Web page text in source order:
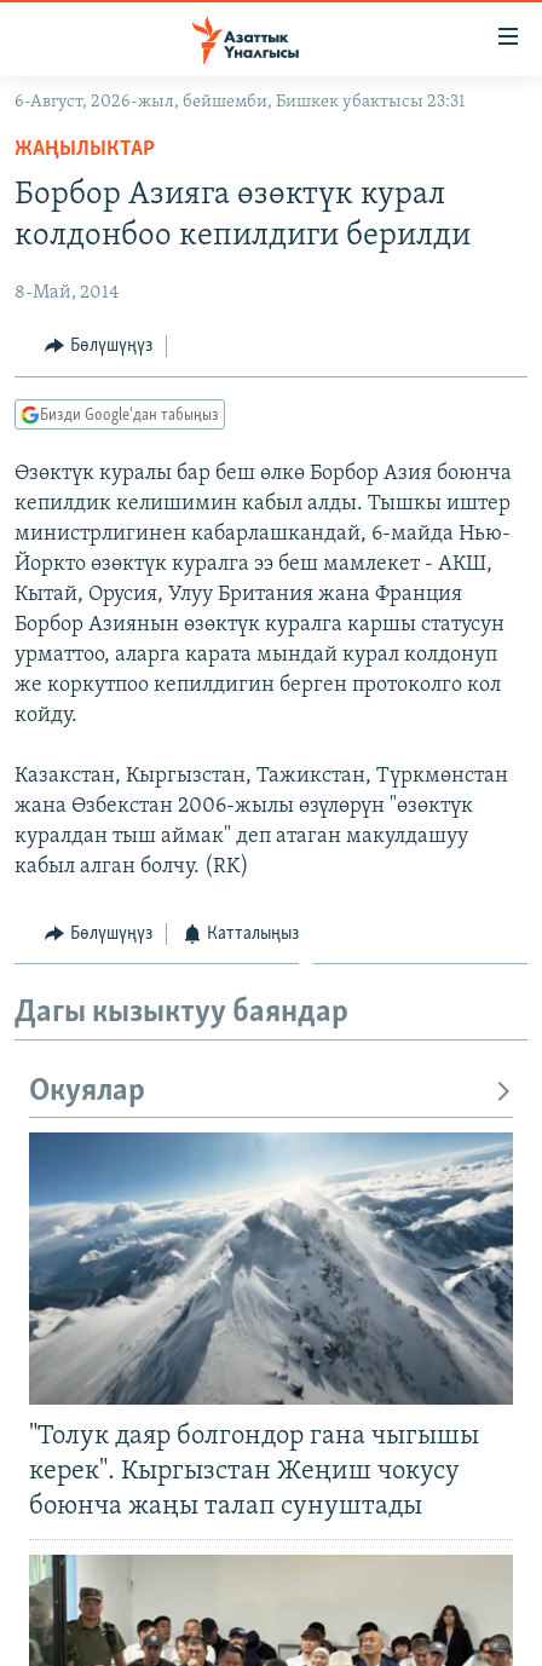
Навигацияга
өтүңүз
Издөөгө
салыңыз
КЫРГЫЗСТАН
КЫРГЫЗСТАН
ЭКОНОМИКА
МАДАНИЯТ
ДҮЙНӨ
БОРБОР АЗИЯ
АТАЙЫН ИЛИКТӨӨ
ТВ ПРОГРАММАЛАР
ЭКСПЕРТТЕР ТАЛДАЙТ
БИЗ ЖАНА ДҮЙНӨ
ЭЖЕ-СИҢДИЛЕР
АЗАТТЫК+
ЫҢГАЙСЫЗ СУРООЛОР
ӨЗГӨЧӨ ПИКИР
Русский
ОНЛАЙН ШЕРИНЕ
ЭЕ/АРнун бардык сайттары
6-Август, 2026-жыл, бейшемби, Бишкек убактысы 23:31
ЖАҢЫЛЫКТАР
Борбор Азияга өзөктүк курал
колдонбоо кепилдиги берилди
8-Май, 2014
Бөлүшүңүз
Бизди Google'дан табыңыз
Өзөктүк куралы бар беш өлкө Борбор Азия боюнча
кепилдик келишимин кабыл алды. Тышкы иштер
министрлигинен кабарлашкандай, 6-майда Нью-
Йоркто өзөктүк куралга ээ беш мамлекет - АКШ,
Кытай, Орусия, Улуу Британия жана Франция
Борбор Азиянын өзөктүк куралга каршы статусун
урматтоо, аларга карата мындай курал колдонуп
же коркутпоо кепилдигин берген протоколго кол
койду.
Казакстан, Кыргызстан, Тажикстан, Түркмөнстан
жана Өзбекстан 2006-жылы өзүлөрүн "өзөктүк
куралдан тыш аймак" деп атаган макулдашуу
кабыл алган болчу. (RK)
Бөлүшүңүз Катталыңыз
Дагы кызыктуу баяндар
Окуялар
"Толук даяр болгондор гана чыгышы
керек". Кыргызстан Жеңиш чокусу
боюнча жаңы талап сунуштады